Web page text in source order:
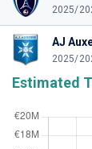
2025/
AJ
2025/
Estimated